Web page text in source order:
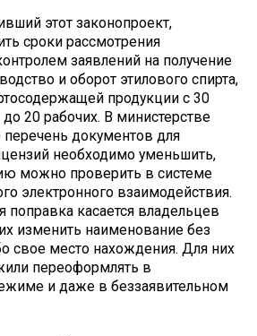
этот законопроект,
сроки рассмотрения
заявлений на получение
и оборот этилового спирта,
продукции с 30
20 рабочих. В министерстве
перечень документов для
необходимо уменьшить,
можно проверить в системе
электронного взаимодействия.
поправка касается владельцев
изменить наименование без
свое место нахождения. Для них
переоформлять в
и даже в беззаявительном